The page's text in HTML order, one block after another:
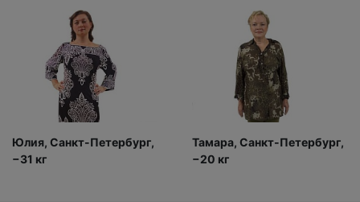
Юлия, Санкт-Петербург,
−31 кг
Тамара, Санкт-Петербург,
−20 кг